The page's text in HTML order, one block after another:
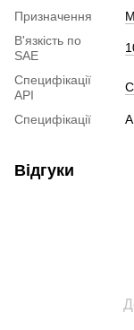
Призначення
В'язкість по
SAE
Специфікації
API
Специфікації
Відгуки